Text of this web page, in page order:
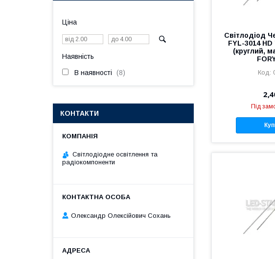
Світлодіод
FYL-3014 HD
(круглий,
Під
Ціна
Наявність
В наявності 8
КОНТАКТИ
Світлодіодне освітлення та
радіокомпоненти
Олександр Олексійович Сохань